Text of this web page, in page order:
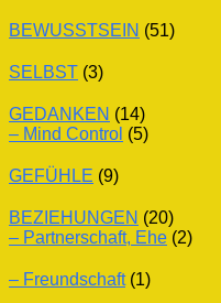
BEWUSSTSEIN (51)
SELBST (3)
GEDANKEN (14)
– Mind Control (5)
GEFÜHLE (9)
BEZIEHUNGEN (20)
– Partnerschaft, Ehe (2)
– Freundschaft(1)